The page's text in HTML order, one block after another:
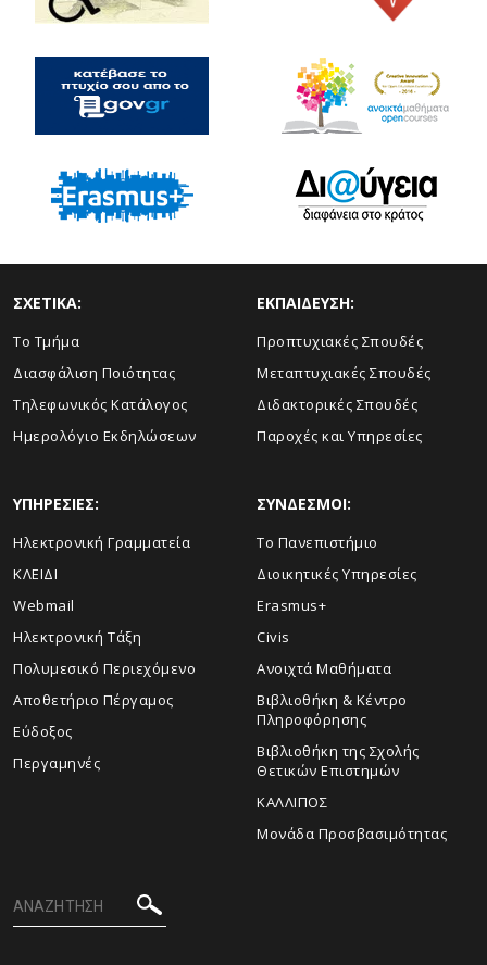
ΣΧΕΤΙΚΑ:
Το Τμήμα
Διασφάλιση Ποιότητας
Τηλεφωνικός Κατάλογος
Ημερολόγιο Εκδηλώσεων
ΕΚΠΑΙΔΕΥΣΗ:
Προπτυχιακές Σπουδές
Μεταπτυχιακές Σπουδές
Διδακτορικές Σπουδές
Παροχές και Υπηρεσίες
ΥΠΗΡΕΣΙΕΣ:
Ηλεκτρονική Γραμματεία
ΚΛΕΙΔΙ
Webmail
Ηλεκτρονική Τάξη
Πολυμεσικό Περιεχόμενο
Αποθετήριο Πέργαμος
Εύδοξος
Περγαμηνές
ΣΥΝΔΕΣΜΟΙ:
Το Πανεπιστήμιο
Διοικητικές Υπηρεσίες
Erasmus+
Civis
Ανοιχτά Μαθήματα
Βιβλιοθήκη & Κέντρο
Πληροφόρησης
Βιβλιοθήκη της Σχολής
Θετικών Επιστημών
ΚΑΛΛΙΠΟΣ
Μονάδα Προσβασιμότητας